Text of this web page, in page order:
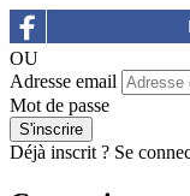
OU
Adresse email
Mot de passe
Déjà inscrit ? Se